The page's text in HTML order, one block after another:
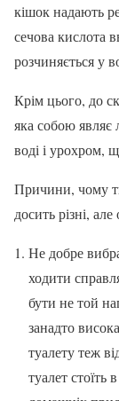
кішок надають
сечова кислота
розчиняється у
Крім цього, до
яка собою являє
воді і урохром,
Причини, чому
досить різні,
Не добре
ходити
бути не той
занадто
туалету теж
туалет стоїть